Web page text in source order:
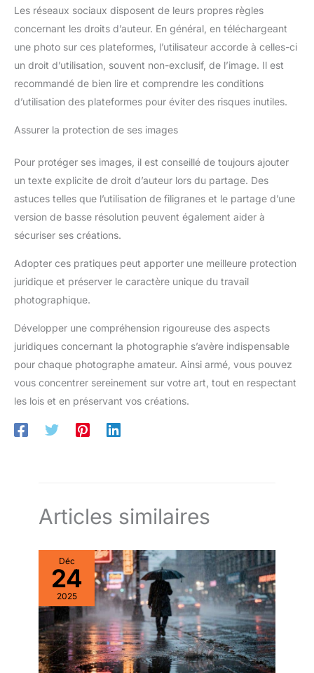
Les réseaux sociaux disposent de leurs propres règles
concernant les droits d’auteur. En général, en téléchargeant
une photo sur ces plateformes, l’utilisateur accorde à celles-ci
un droit d’utilisation, souvent non-exclusif, de l’image. Il est
recommandé de bien lire et comprendre les conditions
d’utilisation des plateformes pour éviter des risques inutiles.
Assurer la protection de ses images
Pour protéger ses images, il est conseillé de toujours ajouter
un texte explicite de droit d’auteur lors du partage. Des
astuces telles que l’utilisation de filigranes et le partage d’une
version de basse résolution peuvent également aider à
sécuriser ses créations.
Adopter ces pratiques peut apporter une meilleure protection
juridique et préserver le caractère unique du travail
photographique.
Développer une compréhension rigoureuse des aspects
juridiques concernant la photographie s’avère indispensable
pour chaque photographe amateur. Ainsi armé, vous pouvez
vous concentrer sereinement sur votre art, tout en respectant
les lois et en préservant vos créations.
Articles similaires
Déc
24
2025